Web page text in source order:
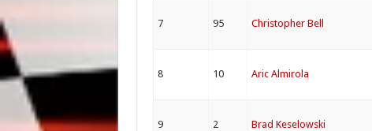
7 95 Christopher Bell
8 10 Aric Almirola
9 2 Brad Keselowski